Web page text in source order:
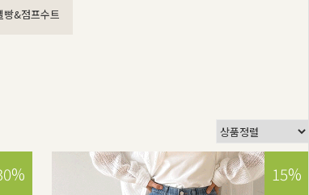
빵&점프수트
15%